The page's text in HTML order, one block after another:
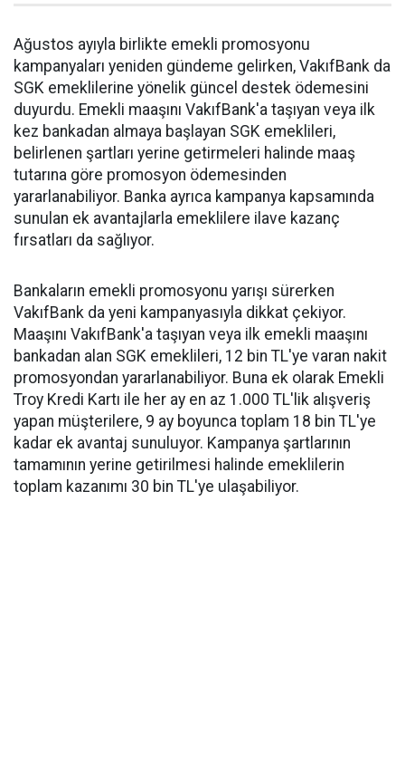
Ağustos ayıyla birlikte emekli promosyonu
kampanyaları yeniden gündeme gelirken, VakıfBank da
SGK emeklilerine yönelik güncel destek ödemesini
duyurdu. Emekli maaşını VakıfBank'a taşıyan veya ilk
kez bankadan almaya başlayan SGK emeklileri,
belirlenen şartları yerine getirmeleri halinde maaş
tutarına göre promosyon ödemesinden
yararlanabiliyor. Banka ayrıca kampanya kapsamında
sunulan ek avantajlarla emeklilere ilave kazanç
fırsatları da sağlıyor.
Bankaların emekli promosyonu yarışı sürerken
VakıfBank da yeni kampanyasıyla dikkat çekiyor.
Maaşını VakıfBank'a taşıyan veya ilk emekli maaşını
bankadan alan SGK emeklileri, 12 bin TL'ye varan nakit
promosyondan yararlanabiliyor. Buna ek olarak Emekli
Troy Kredi Kartı ile her ay en az 1.000 TL'lik alışveriş
yapan müşterilere, 9 ay boyunca toplam 18 bin TL'ye
kadar ek avantaj sunuluyor. Kampanya şartlarının
tamamının yerine getirilmesi halinde emeklilerin
toplam kazanımı 30 bin TL'ye ulaşabiliyor.